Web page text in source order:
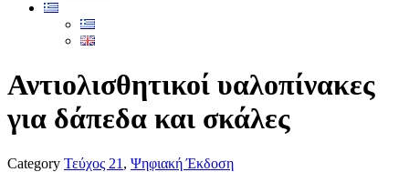
Αντιολισθητικοί υαλοπίνακες
για δάπεδα και σκάλες
Category Τεύχος 21 , Ψηφιακή Έκδοση